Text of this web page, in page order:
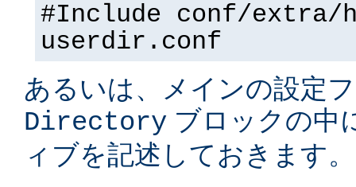
#Include conf/extra/
userdir.conf
あるいは、メインの設定
Directory ブロックの中
ィブを記述しておきます。